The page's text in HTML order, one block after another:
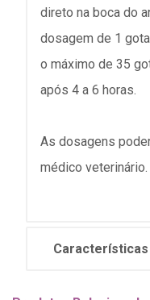
direto na boca do
dosagem de 1
o máximo de 35
após 4 a 6 horas.
As dosagens
médico veterinário.
Características